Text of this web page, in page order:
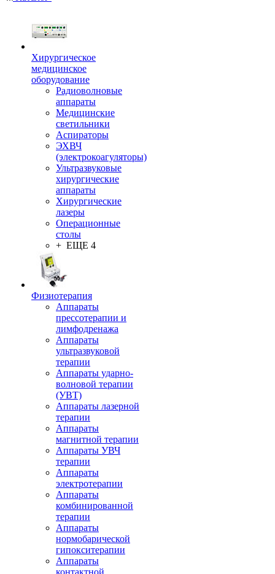
Хирургическое
медицинское
оборудование
Радиоволновые
аппараты
Медицинские
светильники
Аспираторы
ЭХВЧ
(электрокоагуляторы)
Ультразвуковые
хирургические
аппараты
Хирургические
лазеры
Операционные
столы
+ ЕЩЕ 4
Физиотерапия
Аппараты
прессотерапии и
лимфодренажа
Аппараты
ультразвуковой
терапии
Аппараты ударно-
волновой терапии
(УВТ)
Аппараты лазерной
терапии
Аппараты
магнитной терапии
Аппараты УВЧ
терапии
Аппараты
электротерапии
Аппараты
комбинированной
терапии
Аппараты
нормобарической
гипокситерапии
Аппараты
контактной